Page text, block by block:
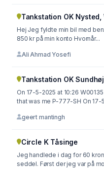
Tankstation OK
Hej Jeg fyldte min bil med benzin for 200 kr. men der blev trukket
850 kr på min konto Hvornår...
Ali Ahmad Yosefi
Tankstation OK
On 17-5-2025 at 10:26
that was me P-777-SH On 17-
geert mantingh
Circle K Tåsinge
Jeg handlede i dag for 60 kroner. Jeg betalte med 200 kroner
seddel. Først der jeg var på